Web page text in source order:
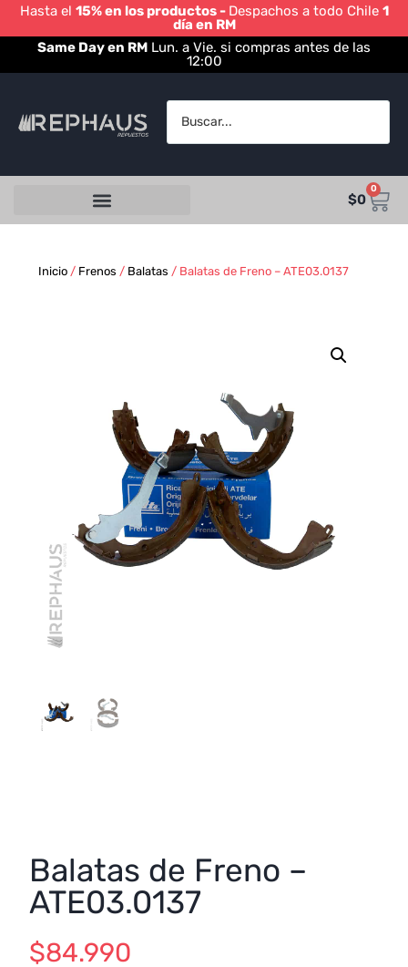
Hasta el 15% en los productos - Despachos a todo Chile 1
día en RM
Same Day en RM Lun. a Vie. si compras antes de las
12:00
$0
0
Inicio / Frenos / Balatas / Balatas de Freno – ATE03.0137
Balatas de Freno –
ATE03.0137
$84.990